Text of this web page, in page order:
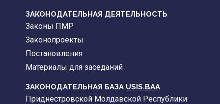
ЗАКОНОДАТЕЛЬНАЯ ДЕЯТЕЛЬНОСТЬ
Законы ПМР
Законопроекты
Постановления
Материалы для заседаний
ЗАКОНОДАТЕЛЬНАЯ БАЗА USIS.BAA
Приднестровской Молдавской Республики